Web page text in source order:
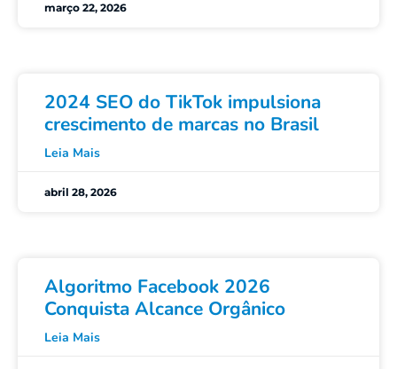
março 22, 2026
2024 SEO do TikTok impulsiona
crescimento de marcas no Brasil
Leia Mais
abril 28, 2026
Algoritmo Facebook 2026
Conquista Alcance Orgânico
Leia Mais